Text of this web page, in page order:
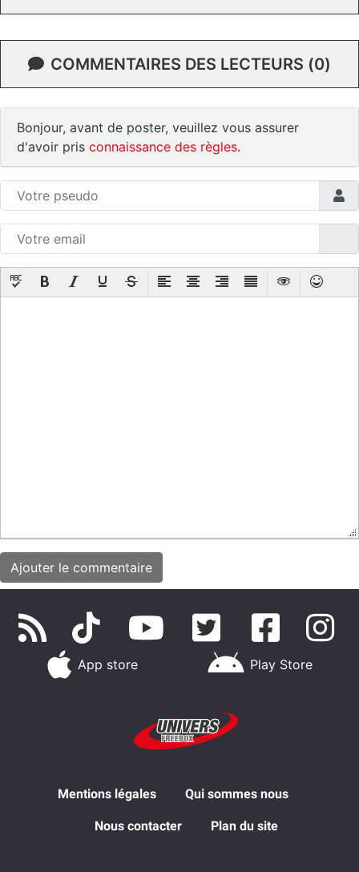
COMMENTAIRES DES LECTEURS (0)
Bonjour, avant de poster, veuillez vous assurer
d'avoir pris connaissance des règles.
App store Play Store
Mentions légales Qui sommes nous
Nous contacter Plan du site